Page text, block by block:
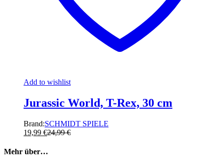
Add to wishlist
Jurassic World, T-Rex, 30 cm
Brand:SCHMIDT SPIELE
19,99 €24,99€
Mehr über…